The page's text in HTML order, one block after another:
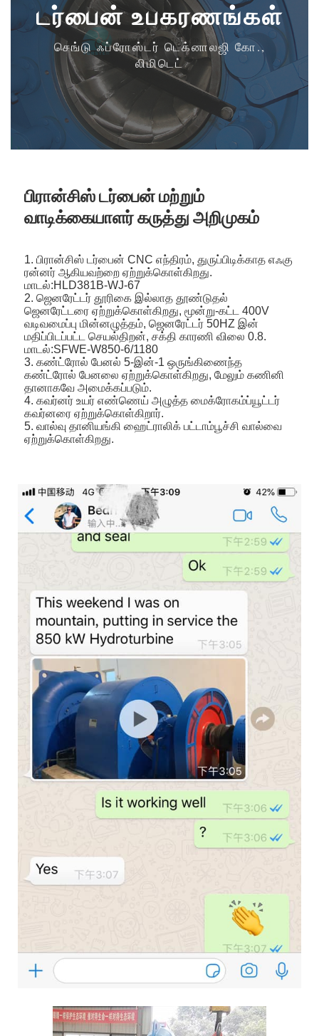
டர்பைன் உபகரணங்கள்
செங்டு ஃப்ரோஸ்டர் டெக்னாலஜி கோ.,
லிமிடெட்
பிரான்சிஸ் டர்பைன் மற்றும்
வாடிக்கையாளர் கருத்து அறிமுகம்
1. பிரான்சிஸ் டர்பைன் CNC எந்திரம், துருப்பிடிக்காத எஃகு
ரன்னர் ஆகியவற்றை ஏற்றுக்கொள்கிறது.
மாடல்:HLD381B-WJ-67
2. ஜெனரேட்டர் தூரிகை இல்லாத தூண்டுதல்
ஜெனரேட்டரை ஏற்றுக்கொள்கிறது, மூன்று-கட்ட 400V
வடிவமைப்பு மின்னழுத்தம், ஜெனரேட்டர் 50HZ இன்
மதிப்பிடப்பட்ட செயல்திறன், சக்தி காரணி விலை 0.8.
மாடல்:SFWE-W850-6/1180
3. கண்ட்ரோல் பேனல் 5-இன்-1 ஒருங்கிணைந்த
கண்ட்ரோல் பேனலை ஏற்றுக்கொள்கிறது, மேலும் கணினி
தானாகவே அமைக்கப்படும்.
4. கவர்னர் உயர் எண்ணெய் அழுத்த மைக்ரோகம்ப்யூட்டர்
கவர்னரை ஏற்றுக்கொள்கிறார்.
5. வால்வு தானியங்கி ஹைட்ராலிக் பட்டாம்பூச்சி வால்வை
ஏற்றுக்கொள்கிறது.